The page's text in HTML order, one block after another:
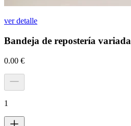
ver detalle
Bandeja de repostería variada
0.00 €
1